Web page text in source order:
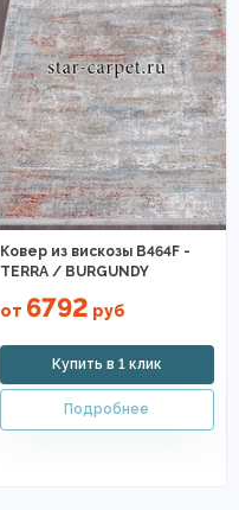
Ковер из вискозы B464F -
TERRA / BURGUNDY
от 6792 руб